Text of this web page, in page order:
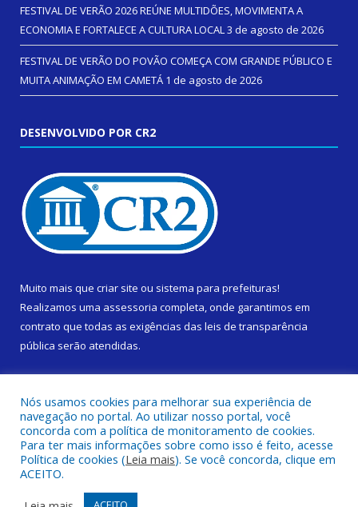
FESTIVAL DE VERÃO 2026 REÚNE MULTIDÕES, MOVIMENTA A
ECONOMIA E FORTALECE A CULTURA LOCAL3 de agosto de 2026
FESTIVAL DE VERÃO DO POVÃO COMEÇA COM GRANDE PÚBLICO E
MUITA ANIMAÇÃO EM CAMETÁ 1 de agosto de 2026
DESENVOLVIDO POR CR2
Muito mais que criar site ou sistema para prefeituras!
Realizamos uma assessoria completa, onde garantimos em
contrato que todas as exigências das leis de transparência
pública serão atendidas.
Todos os direitos reservados a Prefeitura Municipal de Cametá.
Mapa do Site Acessar Área Administrativa
Nós usamos cookies para melhorar sua experiência de
navegação no portal. Ao utilizar nosso portal, você
concorda com a política de monitoramento de cookies.
Para ter mais informações sobre como isso é feito, acesse
Política de cookies (Leia mais). Se você concorda, clique em
ACEITO.